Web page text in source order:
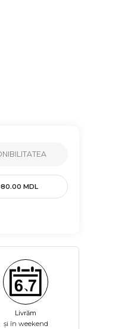
MDL
Livrăm
și în weekend